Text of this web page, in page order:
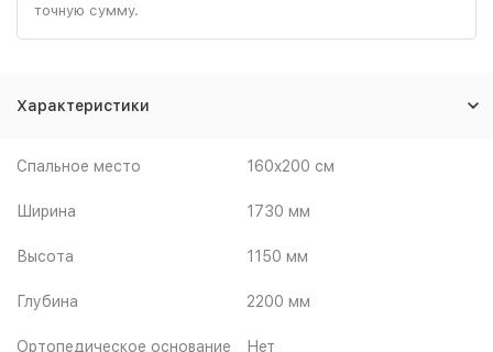
точную сумму.
Характеристики
Спальное место 160x200 см
Ширина 1730 мм
Высота 1150 мм
Глубина 2200 мм
Ортопедическое основание Нет